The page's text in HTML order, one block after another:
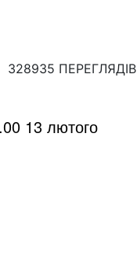
328935 ПЕРЕГЛЯДІВ
13 лютого